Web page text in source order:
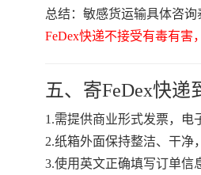
总结：敏感货运输具体咨询
FeDex快递不接受有毒有害
五、寄FeDex快递
1.需提供商业形式发票，电
2.纸箱外面保持整洁、干净
3.使用英文正确填写订单信